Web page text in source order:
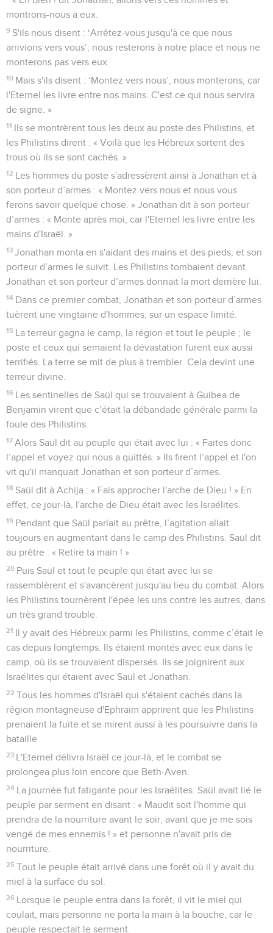
montrons-nous à eux.
9 S'ils nous disent : ‘Arrêtez-vous jusqu'à ce que nous
arrivions vers vous’, nous resterons à notre place et nous ne
monterons pas vers eux.
10 Mais s'ils disent : ‘Montez vers nous’, nous monterons, car
l'Eternel les livre entre nos mains. C'est ce qui nous servira
de signe. »
11 Ils se montrèrent tous les deux au poste des Philistins, et
les Philistins dirent : « Voilà que les Hébreux sortent des
trous où ils se sont cachés. »
12 Les hommes du poste s'adressèrent ainsi à Jonathan et à
son porteur d’armes : « Montez vers nous et nous vous
ferons savoir quelque chose. » Jonathan dit à son porteur
d’armes : « Monte après moi, car l'Eternel les livre entre les
mains d'Israël. »
13 Jonathan monta en s'aidant des mains et des pieds, et son
porteur d’armes le suivit. Les Philistins tombaient devant
Jonathan et son porteur d’armes donnait la mort derrière lui.
14 Dans ce premier combat, Jonathan et son porteur d’armes
tuèrent une vingtaine d'hommes, sur un espace limité.
15 La terreur gagna le camp, la région et tout le peuple ; le
poste et ceux qui semaient la dévastation furent eux aussi
terrifiés. La terre se mit de plus à trembler. Cela devint une
terreur divine.
16 Les sentinelles de Saül qui se trouvaient à Guibea de
Benjamin virent que c’était la débandade générale parmi la
foule des Philistins.
17 Alors Saül dit au peuple qui était avec lui : « Faites donc
l’appel et voyez qui nous a quittés. » Ils firent l’appel et l'on
vit qu'il manquait Jonathan et son porteur d’armes.
18 Saül dit à Achija : « Fais approcher l'arche de Dieu ! » En
effet, ce jour-là, l'arche de Dieu était avec les Israélites.
19 Pendant que Saül parlait au prêtre, l’agitation allait
toujours en augmentant dans le camp des Philistins. Saül dit
au prêtre : « Retire ta main ! »
20 Puis Saül et tout le peuple qui était avec lui se
rassemblèrent et s'avancèrent jusqu'au lieu du combat. Alors
les Philistins tournèrent l'épée les uns contre les autres, dans
un très grand trouble.
21 Il y avait des Hébreux parmi les Philistins, comme c’était le
cas depuis longtemps. Ils étaient montés avec eux dans le
camp, où ils se trouvaient dispersés. Ils se joignirent aux
Israélites qui étaient avec Saül et Jonathan.
22 Tous les hommes d'Israël qui s'étaient cachés dans la
région montagneuse d'Ephraïm apprirent que les Philistins
prenaient la fuite et se mirent aussi à les poursuivre dans la
bataille.
23 L'Eternel délivra Israël ce jour-là, et le combat se
prolongea plus loin encore que Beth-Aven.
24 La journée fut fatigante pour les Israélites. Saül avait lié le
peuple par serment en disant : « Maudit soit l'homme qui
prendra de la nourriture avant le soir, avant que je me sois
vengé de mes ennemis ! » et personne n'avait pris de
nourriture.
25 Tout le peuple était arrivé dans une forêt où il y avait du
miel à la surface du sol.
26 Lorsque le peuple entra dans la forêt, il vit le miel qui
coulait, mais personne ne porta la main à la bouche, car le
peuple respectait le serment.